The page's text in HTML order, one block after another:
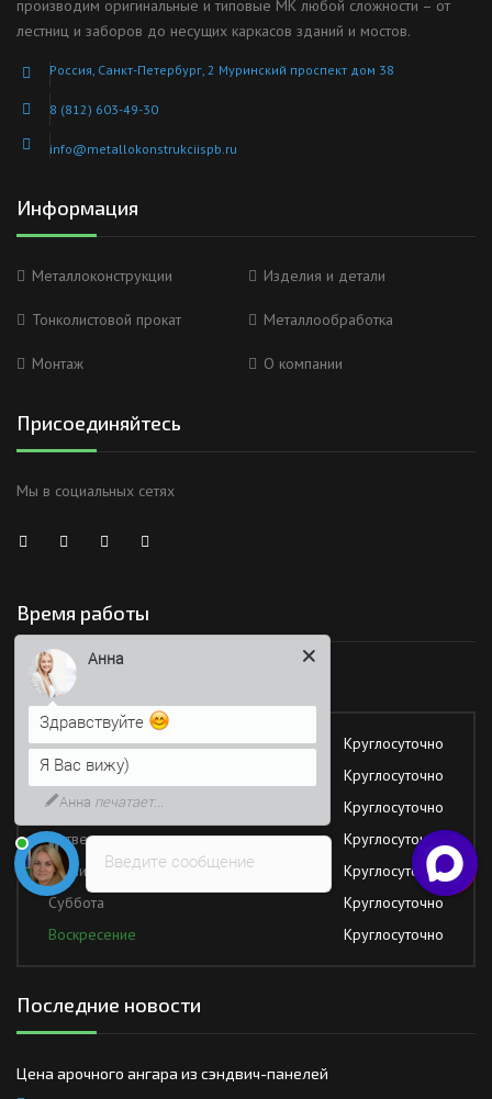
производим оригинальные и типовые МК любой сложности – от
лестниц и заборов до несущих каркасов зданий и мостов.
Россия, Санкт-Петербург, 2 Муринский проспект дом 38
8 (812) 603-49-30
info@metallokonstrukciispb.ru
Информация
Металлоконструкции Изделия и детали
Тонколистовой прокат Металлообработка
Монтаж О компании
Присоединяйтесь
Мы в социальных сетях
Время работы
Работаем без обеда и выходных
Понедельник
Круглосуточно
Вторник
Круглосуточно
Среда
Круглосуточно
Четверг
Круглосуточно
Пятница
Круглосуточно
Суббота
Круглосуточно
Воскресение
Круглосуточно
Последние новости
Цена арочного ангара из сэндвич-панелей
Введите сообщение
Здравствуйте
Я Вас вижу)
Напишите сюда свой вопрос.
Возможно, его решение будет
быстрее